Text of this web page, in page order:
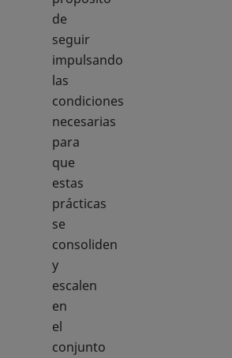
de
seguir
impulsando
las
condiciones
necesarias
para
que
estas
prácticas
se
consoliden
y
escalen
en
el
conjunto